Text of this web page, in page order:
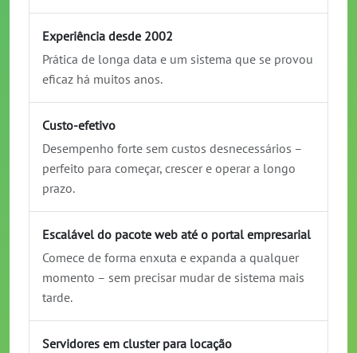
Experiência desde 2002
Prática de longa data e um sistema que se provou
eficaz há muitos anos.
Custo-efetivo
Desempenho forte sem custos desnecessários –
perfeito para começar, crescer e operar a longo
prazo.
Escalável do pacote web até o portal empresarial
Comece de forma enxuta e expanda a qualquer
momento – sem precisar mudar de sistema mais
tarde.
Servidores em cluster para locação